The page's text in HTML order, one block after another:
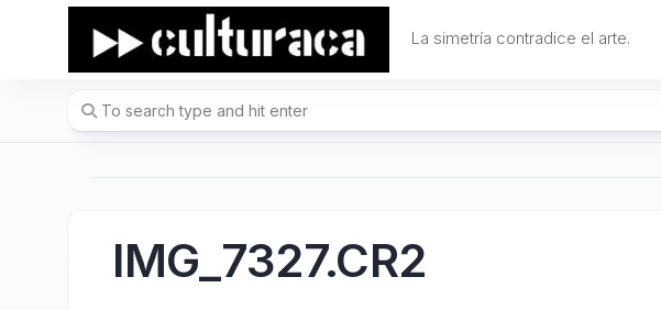
La simetría contradice el arte.
IMG_7327.CR2